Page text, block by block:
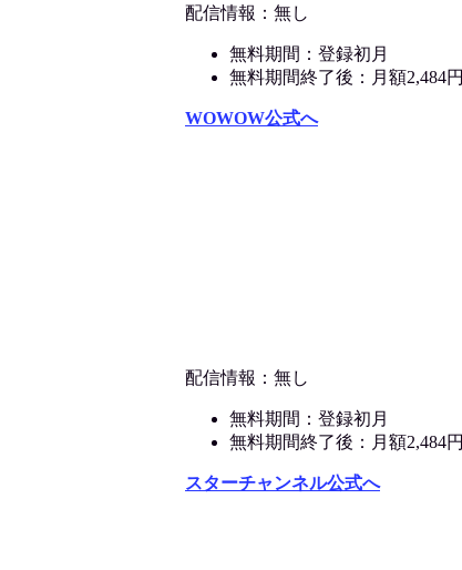
配信情報：無し
無料期間：登録初月
無料期間終了後：月額2,484円
WOWOW公式へ
配信情報：無し
無料期間：登録初月
無料期間終了後：月額2,484円
スターチャンネル公式へ